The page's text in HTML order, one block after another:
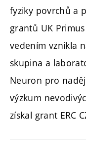
fyziky povrchů a
grantů UK Primus
vedením vznikla
skupina a
Neuron pro
výzkum
získal grant ERC